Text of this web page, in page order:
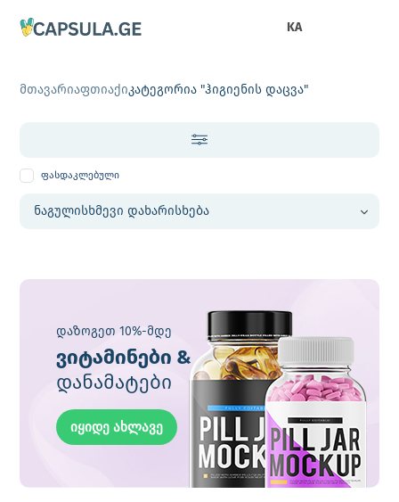
KA
მთავარიაფთიაქიკატეგორია "ჰიგიენის დაცვა"
ფასდაკლებული
დაზოგეთ 10%-მდე
ვიტამინები &
დანამატები
იყიდე ახლავე